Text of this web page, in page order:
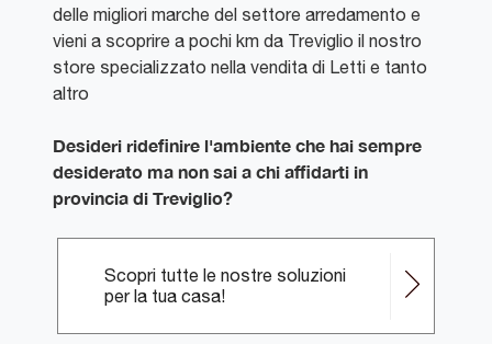
delle migliori marche del settore arredamento e
vieni a scoprire a pochi km da Treviglio il nostro
store specializzato nella vendita di Letti e tanto
altro
Desideri ridefinire l'ambiente che hai sempre
desiderato ma non sai a chi affidarti in
provincia di Treviglio?
Scopri tutte le nostre soluzioni
per la tua casa!